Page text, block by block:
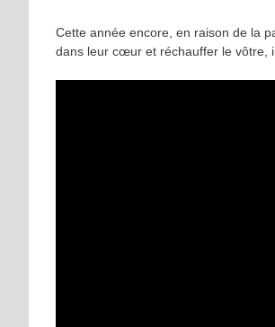
Cette année encore, en raison de la
dans leur cœur et réchauffer le vôtre,